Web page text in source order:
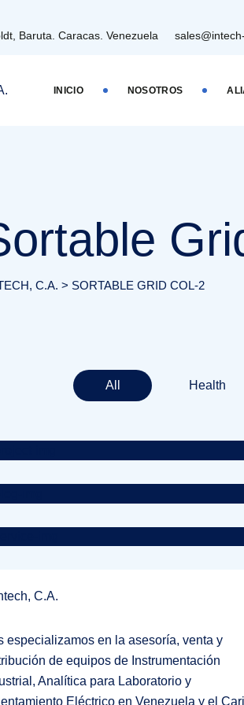
Baruta. Caracas. Venezuela
INICIO NOSOTROS
C.A. > SORTABLE GRID COL-2
All Health
Neurosurgery Surgeon
Supraventricular
Pediatric Surgery
especializamos en la asesoría, venta y
de equipos de Instrumentación
Analítica para Laboratorio y
Eléctrico en Venezuela y el